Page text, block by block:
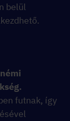
belül
futnak, így